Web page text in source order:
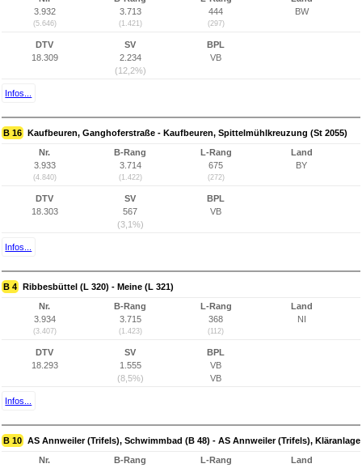
3.932
(5.646)
3.713
(1.421)
444
(297)
BW
DTV
18.309
SV
2.234
(12,2%)
BPL
VB
Infos...
B 16 Kaufbeuren, Ganghoferstraße - Kaufbeuren, Spittelmühlkreuzung (St 2055)
Nr.
3.933
(4.840)
B-Rang
3.714
(1.422)
L-Rang
675
(272)
Land
BY
DTV
18.303
SV
567
(3,1%)
BPL
VB
Infos...
B 4 Ribbesbüttel (L 320) - Meine (L 321)
Nr.
3.934
(3.407)
B-Rang
3.715
(1.423)
L-Rang
368
(112)
Land
NI
DTV
18.293
SV
1.555
(8,5%)
BPL
VB
VB
Infos...
B 10 AS Annweiler (Trifels), Schwimmbad (B 48) - AS Annweiler (Trifels), Kläranlage
Nr.
B-Rang
L-Rang
Land